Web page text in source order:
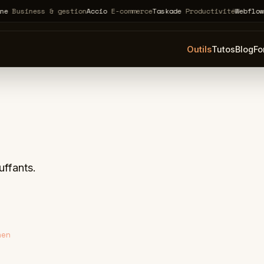
& gestionAccioE-commerceTaskadeProductivitéWebflownoté
OutilsTutosBlog